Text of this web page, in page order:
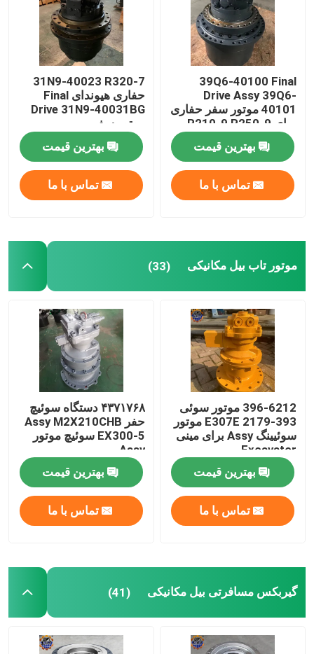
محصولات
درباره ما
39Q6-40100 Final
Drive Assy 39Q6-
40101 موتور سفر حفاری
برای R210-9 R250-9
بهترین قیمت
تماس با ما
31N9-40023 R320-7
حفاری هیوندای Final
Drive 31N9-40031BG
موتور سفر
بهترین قیمت
تماس با ما
موتور تاب بیل مکانیکی (33)
396-6212 موتور سوئی
393-2179 E307E موتور
سوئیینگ Assy برای مینی
Excavator
بهترین قیمت
تماس با ما
۴۳۷۱۷۶۸ دستگاه سوئیچ
حفر Assy M2X210CHB
EX300-5 سوئیچ موتور
Assy
بهترین قیمت
تماس با ما
گیربکس مسافرتی بیل مکانیکی (41)